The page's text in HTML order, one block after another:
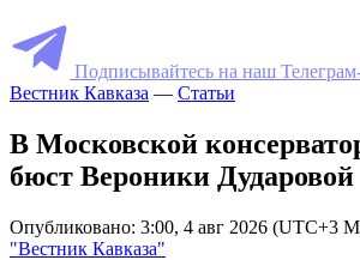
Подписывайтесь на наш
Вестник Кавказа — Статьи
В Московской
бюст Вероники Дударовой
Опубликовано: 3:00, 4 авг 2026 (UTC+3
"Вестник Кавказа"